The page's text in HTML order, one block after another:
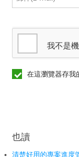
我不是
在這瀏覽器存我
也讀
清楚好用的專案進度